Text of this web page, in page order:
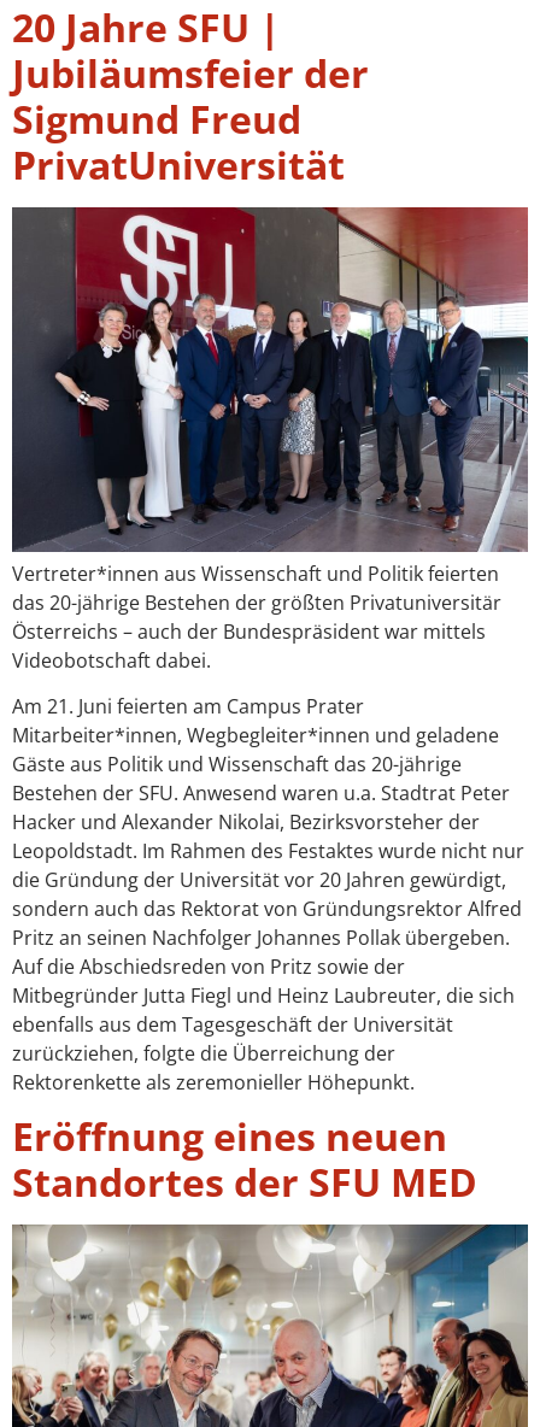
20 Jahre SFU |
Jubiläumsfeier der
Sigmund Freud
PrivatUniversität
Vertreter*innen aus Wissenschaft und Politik feierten
das 20-jährige Bestehen der größten Privatuniversitär
Österreichs – auch der Bundespräsident war mittels
Videobotschaft dabei.
Am 21. Juni feierten am Campus Prater
Mitarbeiter*innen, Wegbegleiter*innen und geladene
Gäste aus Politik und Wissenschaft das 20-jährige
Bestehen der SFU. Anwesend waren u.a. Stadtrat Peter
Hacker und Alexander Nikolai, Bezirksvorsteher der
Leopoldstadt. Im Rahmen des Festaktes wurde nicht nur
die Gründung der Universität vor 20 Jahren gewürdigt,
sondern auch das Rektorat von Gründungsrektor Alfred
Pritz an seinen Nachfolger Johannes Pollak übergeben.
Auf die Abschiedsreden von Pritz sowie der
Mitbegründer Jutta Fiegl und Heinz Laubreuter, die sich
ebenfalls aus dem Tagesgeschäft der Universität
zurückziehen, folgte die Überreichung der
Rektorenkette als zeremonieller Höhepunkt.
Eröffnung eines neuen
Standortes der SFU MED